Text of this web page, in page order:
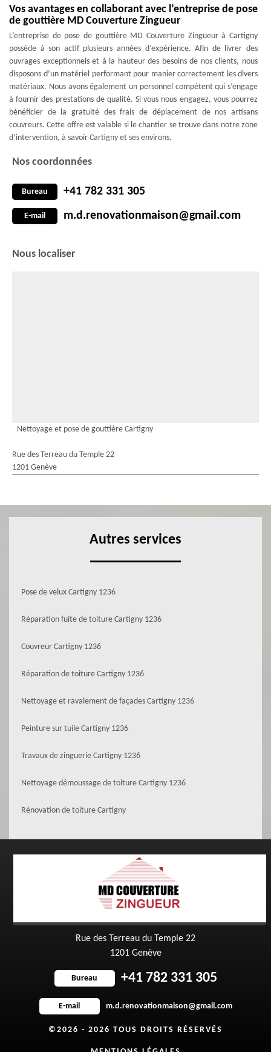
Vos avantages en collaborant avec l’entreprise de pose
de gouttière MD Couverture Zingueur
L’entreprise de pose de gouttière MD Couverture Zingueur à Cartigny
possède à son actif plusieurs années d’expérience. Afin de livrer des
ouvrages exceptionnels et à la hauteur des besoins de nos clients, nous
disposons d’un matériel performant pour manier correctement les divers
matériaux. Nous avons également un personnel compétent qui s’engage
à fournir des prestations de qualité. Si vous nous engagez, vous pourrez
bénéficier de la gratuité des frais de déplacement de nos artisans
couvreurs. Cette offre est valable si le chantier se trouve dans notre zone
d’intervention, à savoir Cartigny et ses environs.
Nos coordonnées
Bureau +41 782 331 305
E-mail m.d.renovationmaison@gmail.com
Nous localiser
Nettoyage et pose de gouttière Cartigny
Rue des Terreau du Temple 22
1201 Genève
Autres services
Pose de velux Cartigny 1236
Réparation fuite de toiture Cartigny 1236
Couvreur Cartigny 1236
Réparation de toiture Cartigny 1236
Nettoyage et ravalement de façades Cartigny 1236
Peinture sur tuile Cartigny 1236
Travaux de zinguerie Cartigny 1236
Nettoyage démoussage de toiture Cartigny 1236
Rénovation de toiture Cartigny
Rue des Terreau du Temple 22
1201 Genève
Bureau +41 782 331 305
E-mail m.d.renovationmaison@gmail.com
©2026 - 2026 TOUS DROITS RÉSERVÉS